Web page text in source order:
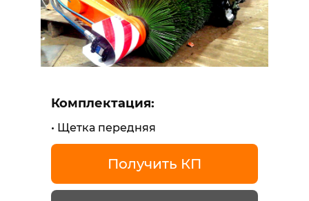
Комплектация:
Щетка передняя
Получить КП